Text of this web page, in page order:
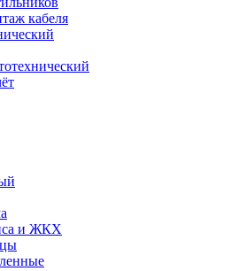
кабеля
и ЖКХ